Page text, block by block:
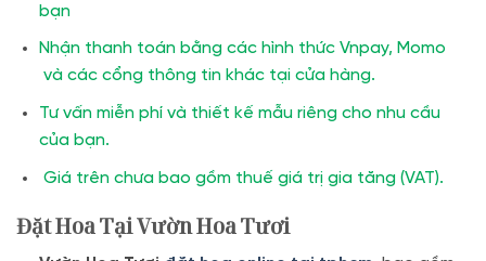
bạn
Nhận thanh toán bằng các hình thức Vnpay, Momo
và các cổng thông tin khác tại cửa hàng.
Tư vấn miễn phí và thiết kế mẫu riêng cho nhu cầu
của bạn.
Giá trên chưa bao gồm thuế giá trị gia tăng (VAT).
Đặt Hoa Tại Vườn Hoa Tươi